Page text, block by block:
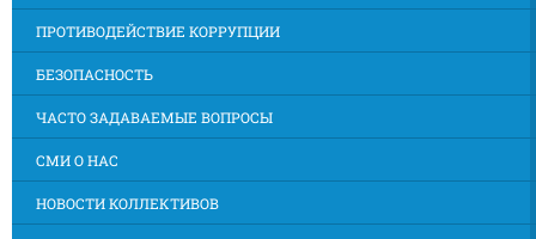
ПРОТИВОДЕЙСТВИЕ КОРРУПЦИИ
БЕЗОПАСНОСТЬ
ЧАСТО ЗАДАВАЕМЫЕ ВОПРОСЫ
СМИ О НАС
НОВОСТИ КОЛЛЕКТИВОВ